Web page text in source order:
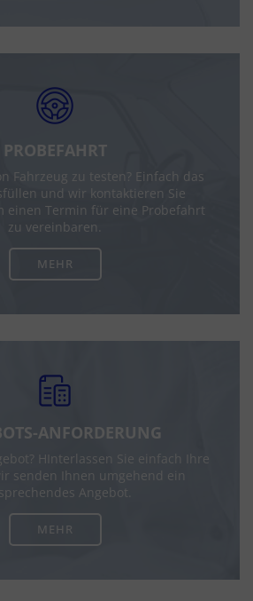
PROBEFAHRT
Fahrzeug zu testen? Einfach das
und wir kontaktieren Sie
einen Termin für eine Probefahrt
zu vereinbaren.
MEHR
ANFORDERUNG
HInterlassen Sie einfach Ihre
senden Ihnen umgehend ein
Angebot.
MEHR